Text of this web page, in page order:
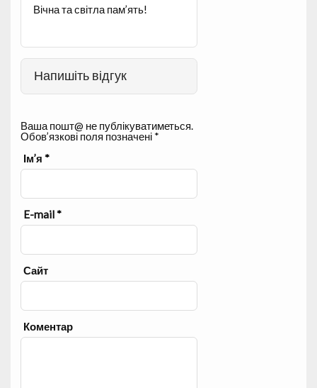
Вічна та світла пам’ять!
Напишіть відгук
Ваша пошт@ не публікуватиметься.
Обов’язкові поля позначені *
Ім’я*
E-mail*
Сайт
Коментар